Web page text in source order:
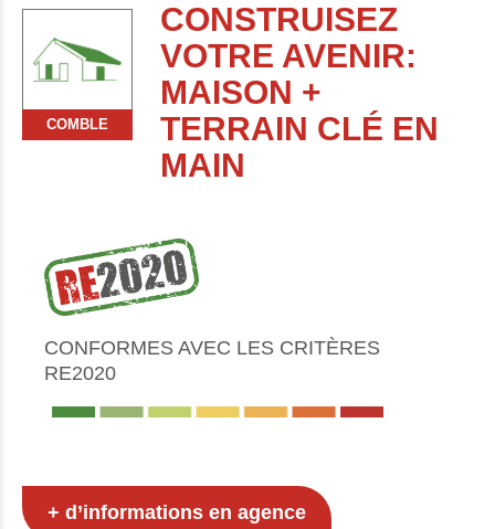
COMBLE
CONSTRUISEZ
VOTRE AVENIR:
MAISON +
TERRAIN CLÉ EN
MAIN
CONFORMES AVEC LES CRITÈRES
RE2020
+ d’informations en agence